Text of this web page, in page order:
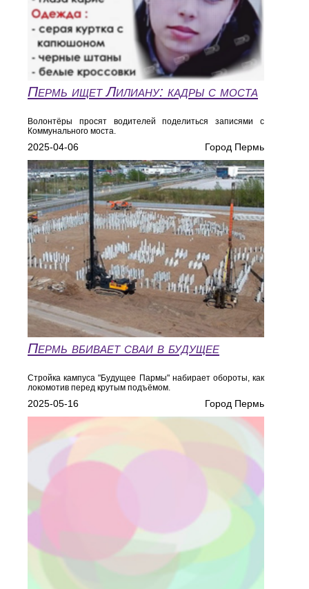
Пермь ищет Лилиану: кадры с моста
Волонтёры просят водителей поделиться записями с
Коммунального моста.
2025-04-06 Город Пермь
Пермь вбивает сваи в будущее
Стройка кампуса "Будущее Пармы" набирает обороты, как
локомотив перед крутым подъёмом.
2025-05-16 Город Пермь